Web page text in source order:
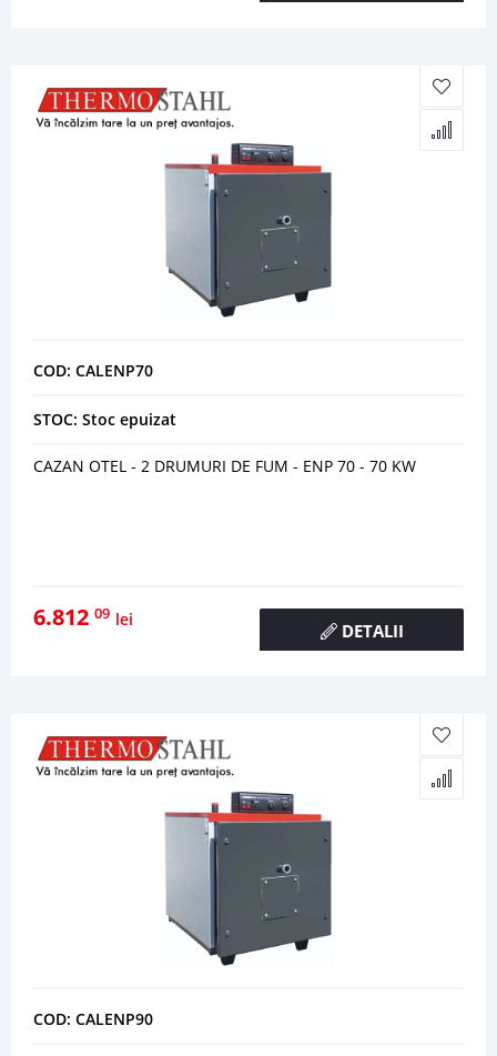
COD: CALENP70
STOC: Stoc epuizat
CAZAN OTEL - 2 DRUMURI DE FUM - ENP 70 - 70 KW
6.812 09 lei
DETALII
COD: CALENP90